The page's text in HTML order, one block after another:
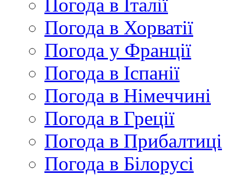
Погода в Італії
Погода в Хорватії
Погода у Франції
Погода в Іспанії
Погода в Німеччині
Погода в Греції
Погода в Прибалтиці
Погода в Білорусі